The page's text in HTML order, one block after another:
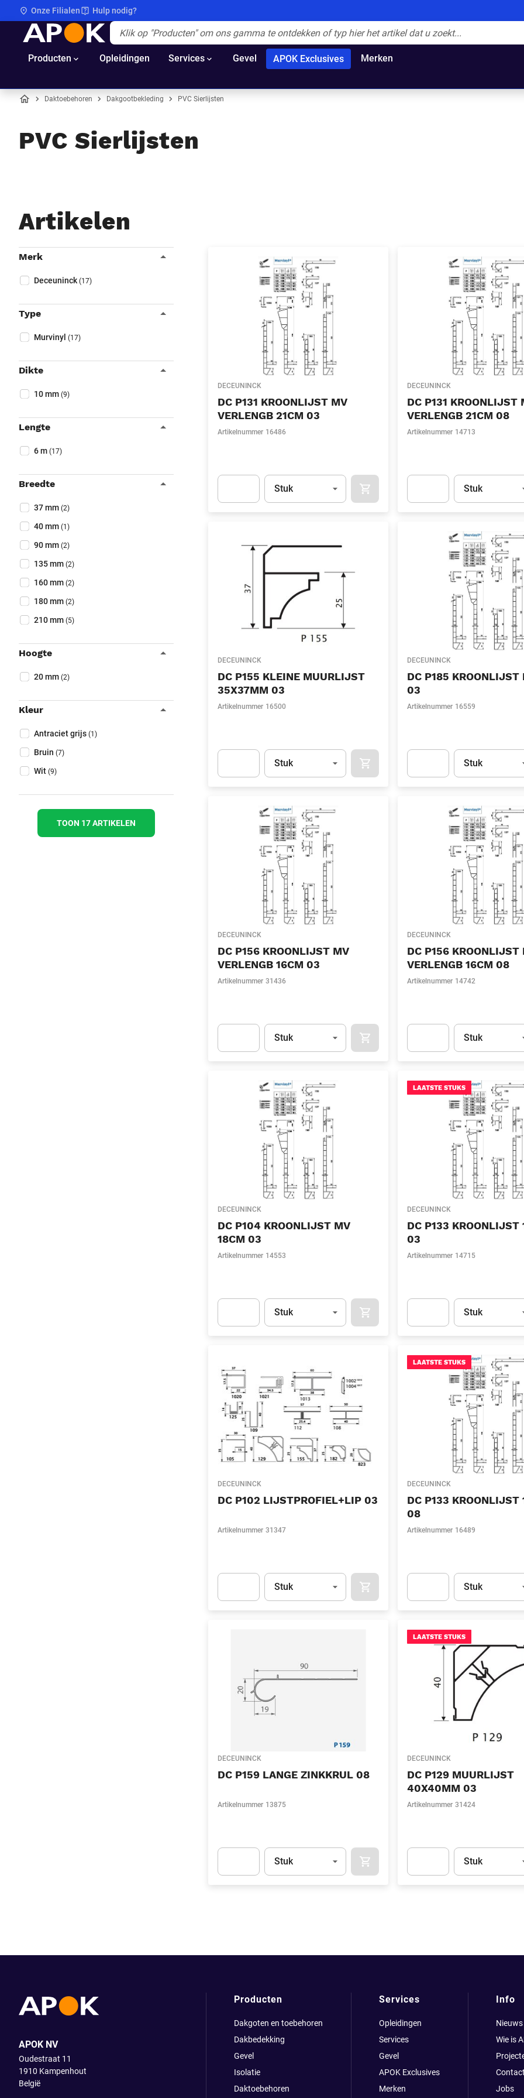
Onze Filialen Hulp nodig?
APOK
Producten Opleidingen Services Gevel APOK Exclusives Merken
Daktoebehoren Dakgootbekleding PVC Sierlijsten
PVC Sierlijsten
Artikelen
Filters
Merk
Merk (Optioneel)
Deceuninck (17)
Type
Type (Optioneel)
Murvinyl (17)
Dikte
Dikte (Optioneel)
10 mm (9)
Lengte
Lengte (Optioneel)
6 m (17)
Breedte
Breedte (Optioneel)
37 mm (2)
40 mm (1)
90 mm (2)
135 mm (2)
160 mm (2)
180 mm (2)
210 mm (5)
Hoogte
Hoogte (Optioneel)
20 mm (2)
Kleur
Kleur (Optioneel)
Antraciet grijs (1)
Bruin (7)
Wit (9)
TOON 17 ARTIKELEN
DECEUNINCK
DC P131 KROONLIJST MV
VERLENGB 21CM 03
Artikelnummer 16486
Eenheid
Stuk
DECEUNINCK
DC P131 KROONLIJST
VERLENGB 21CM 08
Artikelnummer 14713
Eenheid
Stuk
DECEUNINCK
DC P155 KLEINE MUURLIJST
35X37MM 03
Artikelnummer 16500
Eenheid
Stuk
DECEUNINCK
DC P185 KROONLIJST
03
Artikelnummer 16559
Eenheid
Stuk
DECEUNINCK
DC P156 KROONLIJST MV
VERLENGB 16CM 03
Artikelnummer 31436
Eenheid
Stuk
DECEUNINCK
DC P156 KROONLIJST
VERLENGB 16CM 08
Artikelnummer 14742
Eenheid
Stuk
DECEUNINCK
DC P104 KROONLIJST MV
18CM 03
Artikelnummer 14553
Eenheid
Stuk
LAATSTE STUKS
DECEUNINCK
DC P133 KROONLIJST
03
Artikelnummer 14715
Eenheid
Stuk
DECEUNINCK
DC P102 LIJSTPROFIEL+LIP 03
Artikelnummer 31347
Eenheid
Stuk
LAATSTE STUKS
DECEUNINCK
DC P133 KROONLIJST
08
Artikelnummer 16489
Eenheid
Stuk
DECEUNINCK
DC P159 LANGE ZINKKRUL 08
Artikelnummer 13875
Eenheid
Stuk
LAATSTE STUKS
DECEUNINCK
DC P129 MUURLIJST
40X40MM 03
Artikelnummer 31424
Eenheid
Stuk
APOK NV
Oudestraat 11
1910 Kampenhout
België
Producten
Dakgoten en toebehoren
Dakbedekking
Gevel
Isolatie
Daktoebehoren
Services
Opleidingen
Services
Gevel
APOK Exclusives
Merken
Info
Nieuws
Wie is
Contact
Jobs